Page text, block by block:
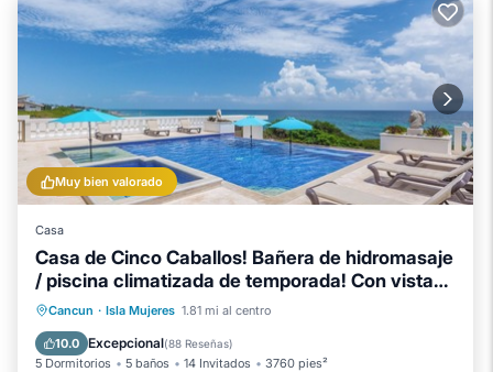
Muy bien valorado
Casa
Casa de Cinco Caballos! Bañera de hidromasaje
/ piscina climatizada de temporada! Con vistas
al caribe
Cancun · Isla Mujeres 1.81 mi al centro
10.0 Excepcional(88 Reseñas)
5 Dormitorios 5 baños 14 Invitados 3760 pies²
Piscina privada
Bañera de hidromasaje
Piscina
Vista al mar